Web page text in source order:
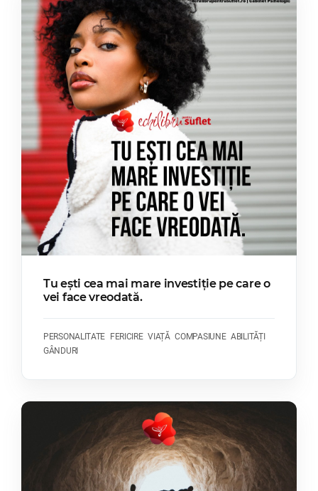
Tu ești cea mai mare investiție pe care o
vei face vreodată.
PERSONALITATE FERICIRE VIAȚĂ COMPASIUNE ABILITĂȚI
GÂNDURI